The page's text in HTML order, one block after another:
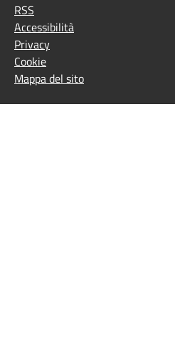
RSS
Accessibilità
Privacy
Cookie
Mappa del sito